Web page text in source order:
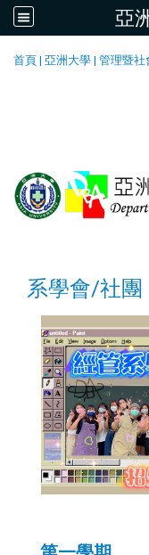
亞
首頁 | 亞洲大學 | 管理暨社
系學會/社團